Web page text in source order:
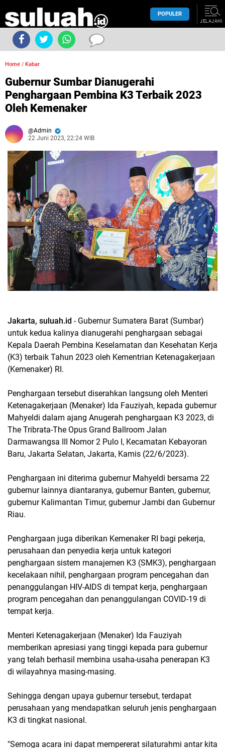
POPULER
JELAJAHI
Home / Kabar
Gubernur Sumbar Dianugerahi
Penghargaan Pembina K3 Terbaik 2023
Oleh Kemenaker
Admin
22 Juni 2023, 22:24 WIB
Jakarta, suluah.id - Gubernur Sumatera Barat (Sumbar)
untuk kedua kalinya dianugerahi penghargaan sebagai
Kepala Daerah Pembina Keselamatan dan Kesehatan Kerja
(K3) terbaik Tahun 2023 oleh Kementrian Ketenagakerjaan
(Kemenaker) RI.
Penghargaan tersebut diserahkan langsung oleh Menteri
Ketenagakerjaan (Menaker) Ida Fauziyah, kepada gubernur
Mahyeldi dalam ajang Anugerah penghargaan K3 2023, di
The Tribrata-The Opus Grand Ballroom Jalan
Darmawangsa III Nomor 2 Pulo I, Kecamatan Kebayoran
Baru, Jakarta Selatan, Jakarta, Kamis (22/6/2023).
Penghargaan ini diterima gubernur Mahyeldi bersama 22
gubernur lainnya diantaranya, gubernur Banten, gubernur,
gubernur Kalimantan Timur, gubernur Jambi dan Gubernur
Riau.
Penghargaan juga diberikan Kemenaker RI bagi pekerja,
perusahaan dan penyedia kerja untuk kategori
penghargaan sistem manajemen K3 (SMK3), penghargaan
kecelakaan nihil, penghargaan program pencegahan dan
penanggulangan HIV-AIDS di tempat kerja, penghargaan
program pencegahan dan penanggulangan COVID-19 di
tempat kerja.
Menteri Ketenagakerjaan (Menaker) Ida Fauziyah
memberikan apresiasi yang tinggi kepada para gubernur
yang telah berhasil membina usaha-usaha penerapan K3
di wilayahnya masing-masing.
Sehingga dengan upaya gubernur tersebut, terdapat
perusahaan yang mendapatkan seluruh jenis penghargaan
K3 di tingkat nasional.
"Semoga acara ini dapat mempererat silaturahmi antar kita